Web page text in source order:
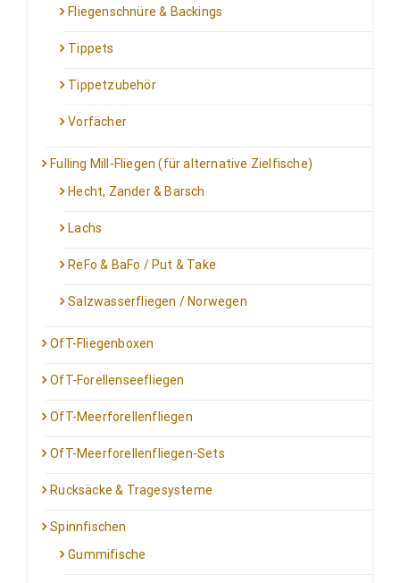
Fliegenschnüre & Backings
Tippets
Tippetzubehör
Vorfächer
Fulling Mill-Fliegen (für alternative Zielfische)
Hecht, Zander & Barsch
Lachs
ReFo & BaFo / Put & Take
Salzwasserfliegen / Norwegen
OfT-Fliegenboxen
OfT-Forellenseefliegen
OfT-Meerforellenfliegen
OfT-Meerforellenfliegen-Sets
Rucksäcke & Tragesysteme
Spinnfischen
Gummifische